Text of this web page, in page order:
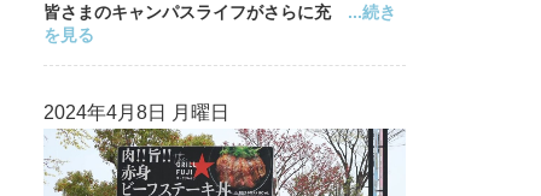
皆さまのキャンパスライフがさらに充...続き
を見る
2024年4月8日 月曜日